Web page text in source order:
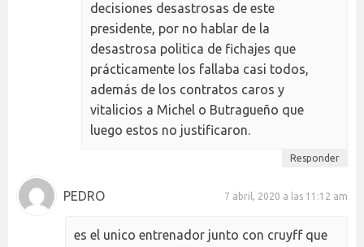
decisiones desastrosas de este
presidente, por no hablar de la
desastrosa politica de fichajes que
prácticamente los fallaba casi todos,
además de los contratos caros y
vitalicios a Michel o Butragueño que
luego estos no justificaron.
Responder
PEDRO 7 abril, 2020 a las 11:12 am
es el unico entrenador junto con cruyff que